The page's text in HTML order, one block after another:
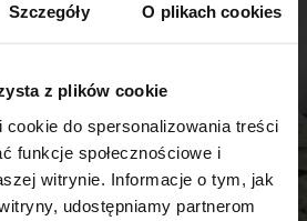
Szczegóły O plikach cookies
z plików cookie
do spersonalizowania treści
funkcje społecznościowe i
witrynie. Informacje o tym, jak
udostępniamy partnerom
i elegancka
czystości
salonu lub pokoju gościnnego
wyłącznie z lewej strony
wybielać i chlorować